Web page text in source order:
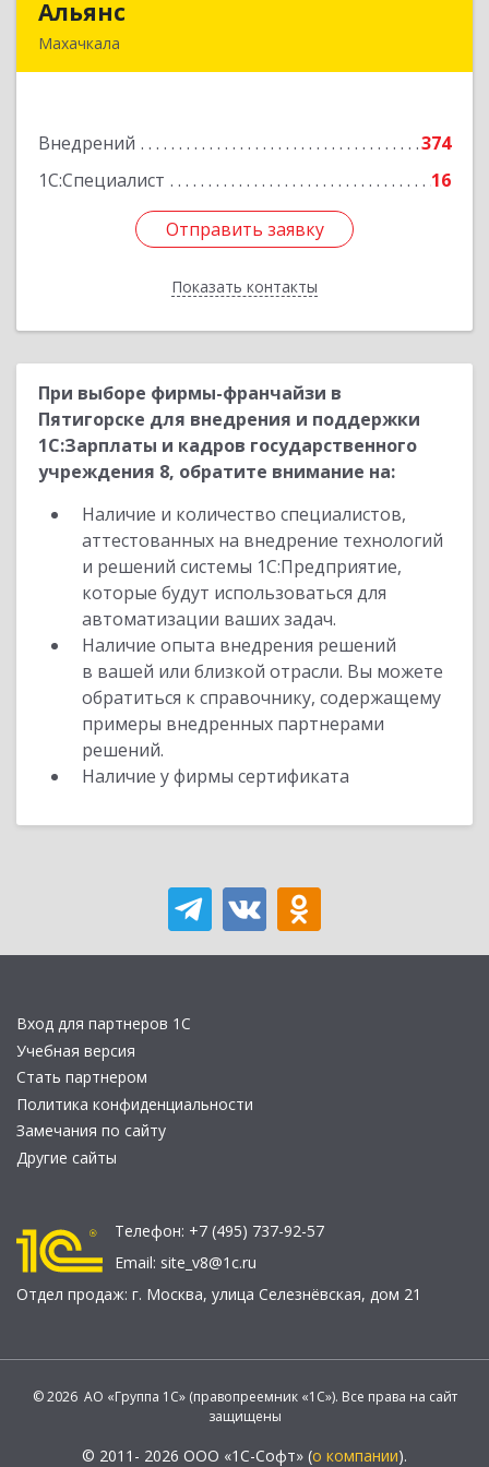
Альянс
Махачкала
Внедрений
374
1С:Специалист
16
Отправить заявку
Показать контакты
Подробнее
Отправить заявку
Назад
При выборе фирмы-франчайзи в
Пятигорске для внедрения и поддержки
1С:Зарплаты и кадров государственного
учреждения 8, обратите внимание на:
Наличие и количество специалистов,
аттестованных на внедрение технологий
и решений системы 1С:Предприятие,
которые будут использоваться для
автоматизации ваших задач.
Наличие опыта внедрения решений
в вашей или близкой отрасли. Вы можете
обратиться к справочнику, содержащему
примеры внедренных партнерами
решений.
Наличие у фирмы сертификата
Вход для партнеров 1С
Учебная версия
Стать партнером
Политика конфиденциальности
Замечания по сайту
Другие сайты
Телефон: +7 (495) 737-92-57
Email: site_v8@1c.ru
Отдел продаж: г. Москва, улица Селезнёвская, дом 21
© 2026 АО «Группа 1С» (правопреемник «1С»). Все права на сайт
защищены
© 2011- 2026 ООО «1С-Софт» (о компании).